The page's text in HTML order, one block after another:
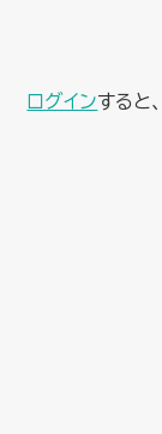
ログインすると